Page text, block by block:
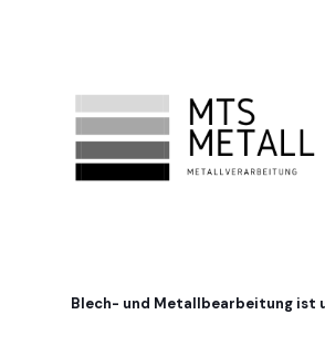
Blech- und Metallbearbeitung ist